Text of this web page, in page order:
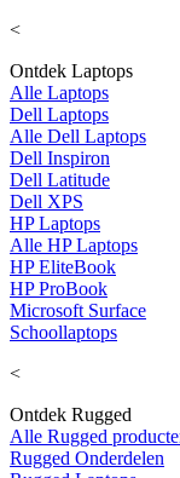
<
Ontdek Laptops
Alle Laptops
Dell Laptops
Alle Dell Laptops
Dell Inspiron
Dell Latitude
Dell XPS
HP Laptops
Alle HP Laptops
HP EliteBook
HP ProBook
Microsoft Surface
Schoollaptops
<
Ontdek Rugged
Alle Rugged
Rugged Onderdelen